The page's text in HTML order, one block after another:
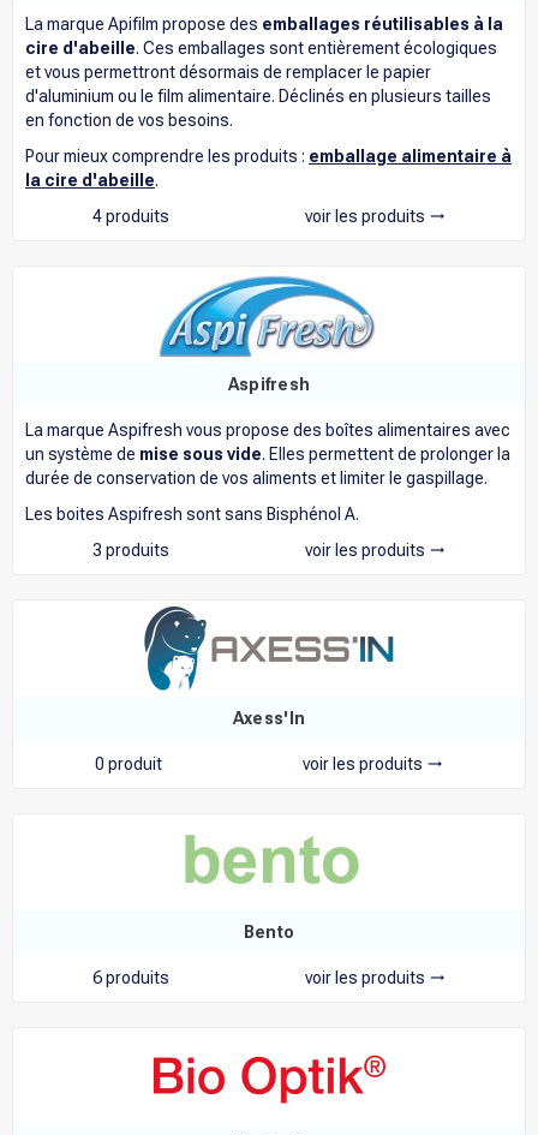
La marque Apifilm propose des emballages réutilisables à la
cire d'abeille. Ces emballages sont entièrement écologiques
et vous permettront désormais de remplacer le papier
d'aluminium ou le film alimentaire. Déclinés en plusieurs tailles
en fonction de vos besoins.
Pour mieux comprendre les produits : emballage alimentaire à
la cire d'abeille.
4 produits
voir les produits trending_flat
Aspifresh
La marque Aspifresh vous propose des boîtes alimentaires avec
un système de mise sous vide. Elles permettent de prolonger la
durée de conservation de vos aliments et limiter le gaspillage.
Les boites Aspifresh sont sans Bisphénol A.
3 produits
voir les produits trending_flat
Axess'In
0 produit voir les produits trending_flat
Bento
6 produits voir les produits trending_flat